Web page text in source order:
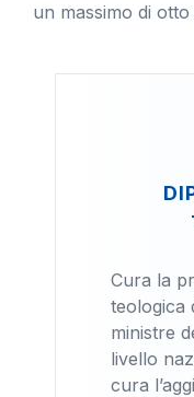
un massimo di
Cura la
teologica
ministre
livello
cura